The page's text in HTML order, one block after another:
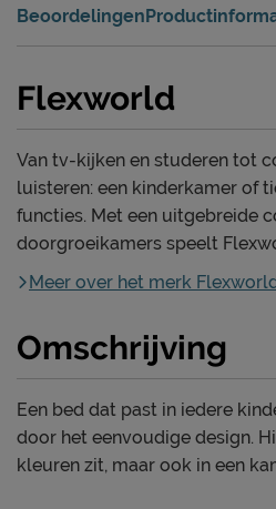
Beoordelingen
Flexworld
Van tv-kijken en studeren tot
luisteren: een kinderkamer of
functies. Met een uitgebreide
doorgroeikamers speelt
Meer over het merk
Omschrijving
Een bed dat past in iedere
door het eenvoudige design.
kleuren zit, maar ook in een